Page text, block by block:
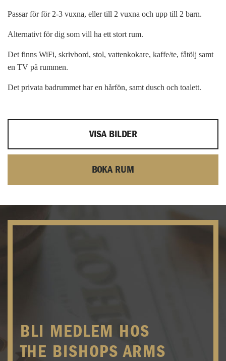
Passar för för 2-3 vuxna, eller till 2 vuxna och upp till 2 barn.
Alternativt för dig som vill ha ett stort rum.
Det finns WiFi, skrivbord, stol, vattenkokare, kaffe/te, fåtölj samt
en TV på rummen.
Det privata badrummet har en hårfön, samt dusch och toalett.
VISA BILDER
BOKA RUM
BLI MEDLEM HOS
THE BISHOPS ARMS